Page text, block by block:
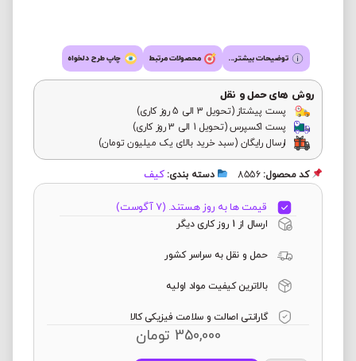
توضیحات بیشتر... محصولات مرتبط چاپ طرح دلخواه
روش های حمل و نقل
پست پیشتاز (تحویل 3 الی 5 روز کاری)
پست اکسپرس (تحویل 1 الی 3 روز کاری)
ارسال رایگان (سبد خرید بالای یک میلیون تومان)
کد محصول:8556 دسته بندی: کیف
قیمت ها به روز هستند. (7 آگوست)
ارسال از 1 روز کاری دیگر
حمل و نقل به سراسر کشور
بالاترین کیفیت مواد اولیه
گارانتی اصالت و سلامت فیزیکی کالا
350,000 تومان